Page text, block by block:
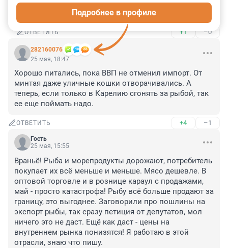
ИЗ, ИЗ региона! можно привезти
ОТВЕТИТЬ +1 –0
282160076
Подробнее в профиле
25 мая, 18:47
Хорошо питались, пока ВВП не отменил импорт. От
минтая даже уличные кошки отворачивались. А
теперь, если только в Карелию сгонять за рыбой, так
ее еще поймать надо.
ОТВЕТИТЬ +4 –1
Гость
25 мая, 15:55
Враньё! Рыба и морепродукты дорожают, потребитель
покупает их всё меньше и меньше. Мясо дешевле. В
оптовой торговле и в рознице караул с продажами,
май - просто катастрофа! Рыбу всё больше продают за
границу, это выгоднее. Заговорили про пошлины на
экспорт рыбы, так сразу петиция от депутатов, мол
ничего это не даст. Ещё как даст - цены на
внутреннем рынка понизятся! Я работаю в этой
отрасли, знаю что пишу.